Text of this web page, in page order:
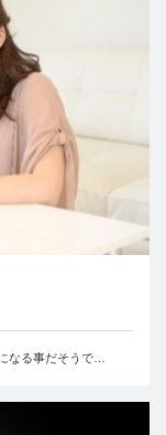
なる事だそうで…